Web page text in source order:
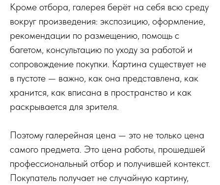
Кроме отбора, галерея берёт на себя всю среду
вокруг произведения: экспозицию, оформление,
рекомендации по размещению, помощь с
багетом, консультацию по уходу за работой и
сопровождение покупки. Картина существует не
в пустоте — важно, как она представлена, как
хранится, как вписана в пространство и как
раскрывается для зрителя.
Поэтому галерейная цена — это не только цена
самого предмета. Это цена работы, прошедшей
профессиональный отбор и получившей контекст.
Покупатель получает не случайную картину,